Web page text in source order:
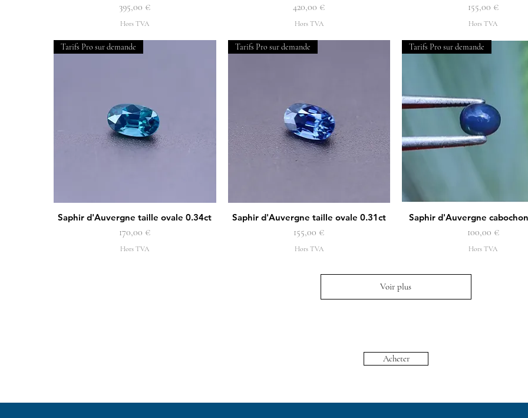
Prix
395,00 €
Hors TVA
Prix
420,00 €
Hors TVA
Prix
155,00 €
Hors TVA
Aperçu rapide
Tarifs Pro sur demande
Saphir d'Auvergne taille ovale 0.34ct
Prix
170,00 €
Hors TVA
Aperçu rapide
Tarifs Pro sur demande
Saphir d'Auvergne taille ovale 0.31ct
Prix
155,00 €
Hors TVA
Aperçu rapide
Tarifs Pro sur demande
Saphir d'Auvergne
Prix
100,00 €
Hors TVA
Voir plus
Acheter